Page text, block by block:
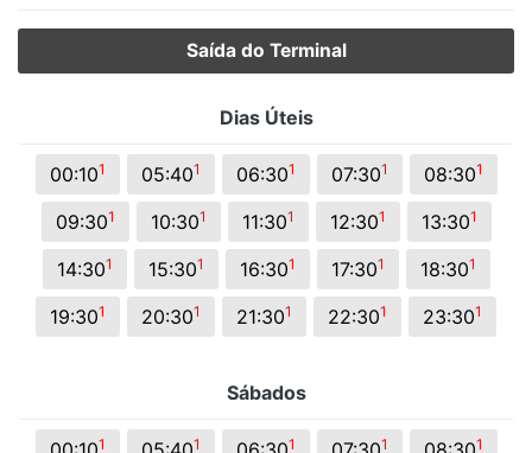
Saída do Terminal
Dias Úteis
00:101 05:401 06:301 07:301 08:301
09:301 10:301 11:301 12:301 13:301
14:301 15:301 16:301 17:301 18:301
19:301 20:301 21:301 22:301 23:301
Sábados
1 1 1 1 1